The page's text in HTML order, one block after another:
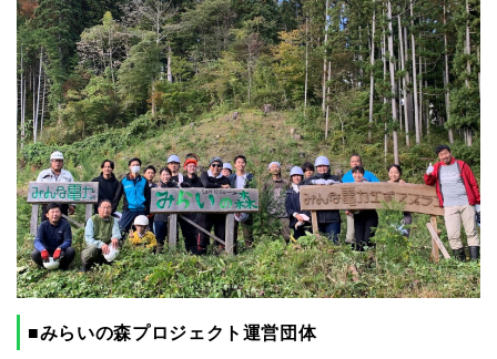
■みらいの森プロジェクト運営団体